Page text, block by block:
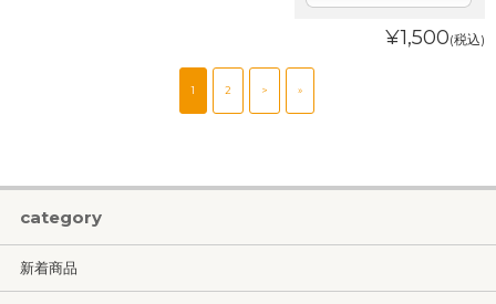
¥1,500(税込)
1 2 > »
category
新着商品